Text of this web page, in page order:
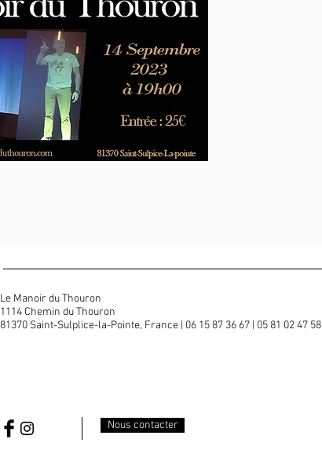
Le Manoir du Thouron
1114 Chemin du Thouron
81370 Saint-Sulplice-la-Pointe, France | 06 15 87 36 67 | 05 81 02 47 58
Nous contacter